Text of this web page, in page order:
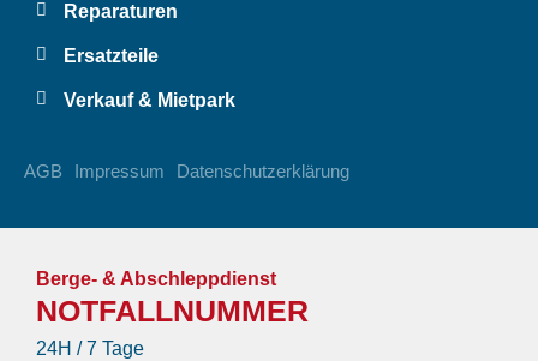
Reparaturen
Ersatzteile
Verkauf & Mietpark
AGB Impressum Datenschutzerklärung
Berge- & Abschleppdienst
NOTFALLNUMMER
24H / 7 Tage